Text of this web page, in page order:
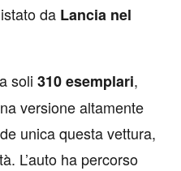
da Lancia nel
soli 310 esemplari,
versione altamente
unica questa vettura,
L’auto ha percorso